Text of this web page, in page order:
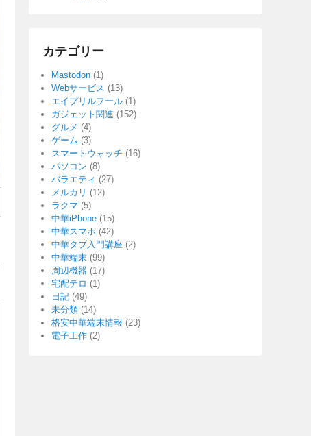
カテゴリー
Mastodon (1)
Webサービス (13)
エイプリルフール (1)
ガジェット関連 (152)
グルメ (4)
ゲーム (3)
スマートウォッチ (16)
パソコン (8)
バラエティ (27)
メルカリ (12)
ラクマ (5)
中華iPhone (15)
中華スマホ (42)
中華タブ入門講座 (2)
中華端末 (99)
周辺機器 (17)
宅配テロ (1)
日記 (49)
未分類 (14)
格安中華端末情報 (23)
電子工作 (2)